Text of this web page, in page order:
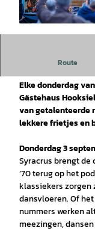
Route
Concertreeks in
Elke donderdag
Gästehaus
van getalenteerde
lekkere frietjes en
Donderdag 3
Syracrus brengt de
’70 terug op het
klassiekers zorgen
dansvloeren. Of
nummers werken
meezingen,